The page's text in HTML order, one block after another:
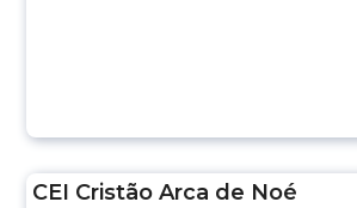
CEI Cristão Arca de Noé